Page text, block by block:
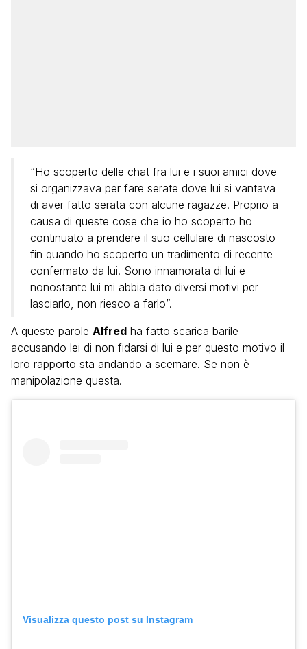
“Ho scoperto delle chat fra lui e i suoi amici dove
si organizzava per fare serate dove lui si vantava
di aver fatto serata con alcune ragazze. Proprio a
causa di queste cose che io ho scoperto ho
continuato a prendere il suo cellulare di nascosto
fin quando ho scoperto un tradimento di recente
confermato da lui. Sono innamorata di lui e
nonostante lui mi abbia dato diversi motivi per
lasciarlo, non riesco a farlo”.
A queste parole Alfred ha fatto scarica barile
accusando lei di non fidarsi di lui e per questo motivo il
loro rapporto sta andando a scemare. Se non è
manipolazione questa.
Visualizza questo post su Instagram